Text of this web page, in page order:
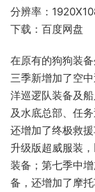
分辨率：
下载：百度网盘
在原有的狗狗装
三季新增加了空
洋巡逻队装备及
及水底总部、任
还增加了终极救
升级版超威服装
装备；第七季中
备，还增加了摩